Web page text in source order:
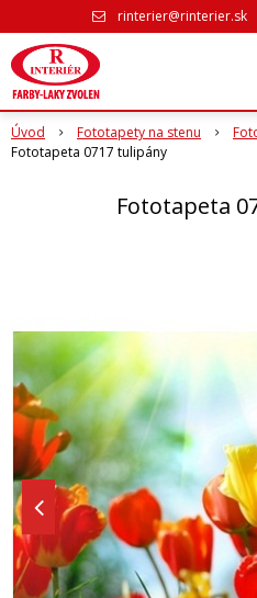
rinterier@rinterier.sk
Úvod Fototapety na stenu
Fototapeta 0717 tulipány
Fototapeta